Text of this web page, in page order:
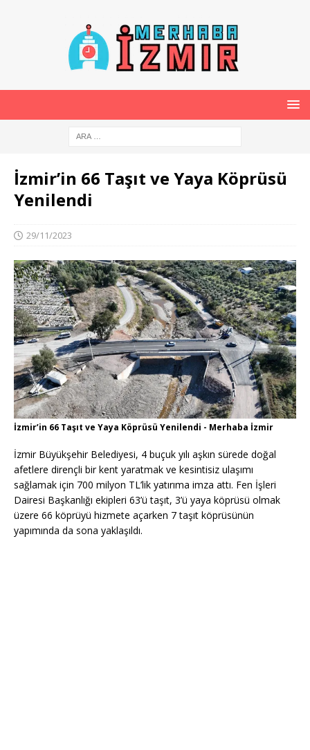
İzmir’in 66 Taşıt ve Yaya Köprüsü
Yenilendi
29/11/2023
İzmir’in 66 Taşıt ve Yaya Köprüsü Yenilendi - Merhaba İzmir
İzmir Büyükşehir Belediyesi, 4 buçuk yılı aşkın sürede doğal
afetlere dirençli bir kent yaratmak ve kesintisiz ulaşımı
sağlamak için 700 milyon TL’lik yatırıma imza attı. Fen İşleri
Dairesi Başkanlığı ekipleri 63’ü taşıt, 3’ü yaya köprüsü olmak
üzere 66 köprüyü hizmete açarken 7 taşıt köprüsünün
yapımında da sona yaklaşıldı.